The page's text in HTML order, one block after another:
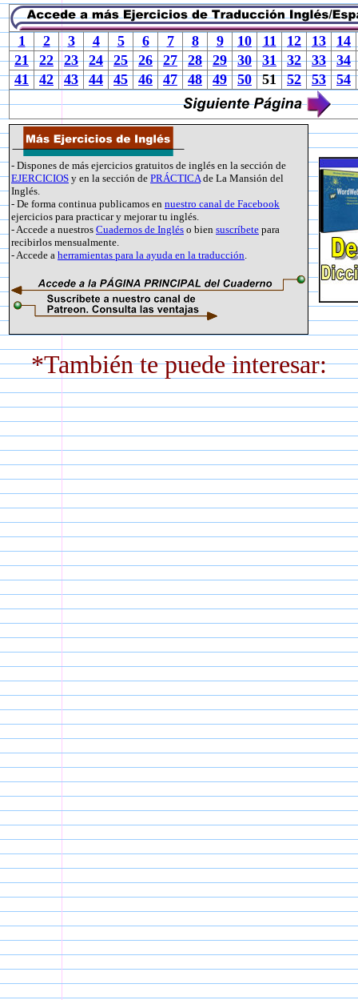
1 2 3 4 5 6 7 8 9 10 11 12 13
14
21
22 23 24 25 26 27 28 29 30 31 32 33
34
41
42 43 44 45 46 47 48 49 50 51 52 53 54
- Dispones de más ejercicios gratuitos de inglés en la sección de
EJERCICIOS y en la sección de PRÁCTICAde La Mansión del
Inglés.
- De forma continua publicamos en nuestro canal de Facebook
ejercicios para practicar y mejorar tu inglés.
- Accede a nuestros Cuadernos de Inglés o bien suscríbete para
recibirlos mensualmente.
- Accede a herramientas para la ayuda en la traducción.
*También te puede interesar: